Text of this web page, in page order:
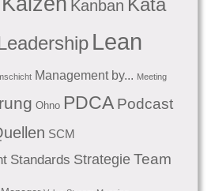
Kanban
Lean
Management by... Meeting
Ohno PDCA Podcast
SCM
Standards Strategie Team